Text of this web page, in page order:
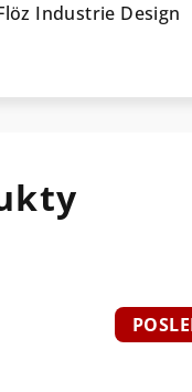
Industrie Design